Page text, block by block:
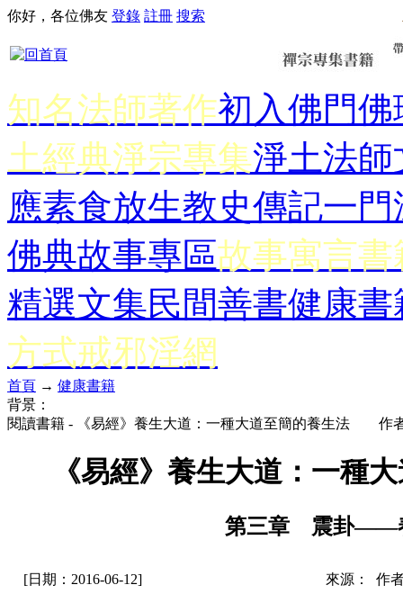
你好，各位佛友 登錄 註冊 搜索
知名法師著作初入佛門佛
土經典淨宗專集淨土法師
應素食放生教史傳記一門
佛典故事專區故事寓言書
精選文集民間善書健康書
方式戒邪淫網
首頁 → 健康書籍
背景：
閱讀書籍 - 《易經》養生大道：一種大道至簡的養生法 作
《易經》養生大道：一
第三章 震卦——
[日期：2016-06-12] 來源： 作